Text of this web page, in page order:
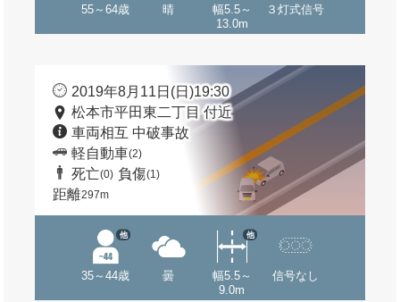
55～64歳 晴
幅5.5～
13.0m
３灯式信号
2019年8月11日(日)19:30
松本市平田東二丁目 付近
車両相互 中破事故
軽自動車(2)
死亡(0) 負傷(1)
距離297m
35～44歳
他
曇
幅5.5～
9.0m
他
信号なし